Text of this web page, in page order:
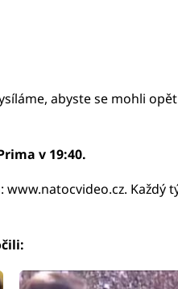
abyste se mohli
v 19:40.
www.natocvideo.cz. Každý